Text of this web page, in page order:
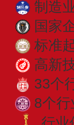
制造
国家
标准
高新
33个
8个